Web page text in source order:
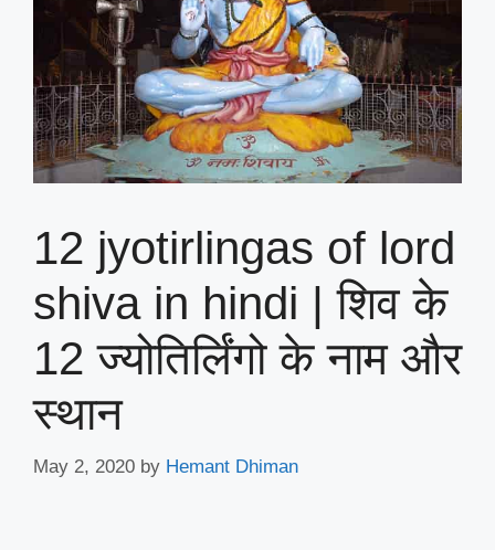
12 jyotirlingas of lord
shiva in hindi | शिव के
12 ज्योतिर्लिंगो के नाम और
स्थान
May 2, 2020 by Hemant Dhiman